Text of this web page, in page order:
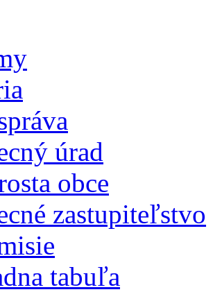
úrad
obce
zastupiteľstvo
tabuľa